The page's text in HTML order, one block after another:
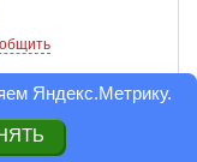
где наша не
Яндекс.Метрику.